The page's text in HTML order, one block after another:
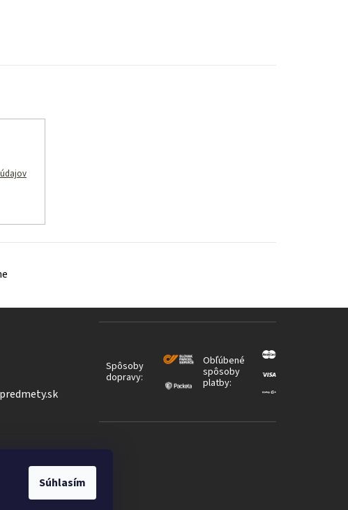
Súhlasím
Spôsoby
dopravy:
Obľúbené
spôsoby
platby: